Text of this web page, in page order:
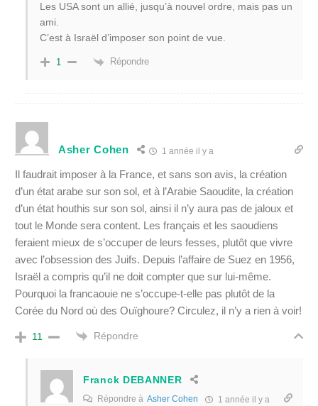
Les USA sont un allié, jusqu’à nouvel ordre, mais pas un
ami.
C’est à Israël d’imposer son point de vue.
1 Répondre
Asher Cohen 1 année il y a
Il faudrait imposer à la France, et sans son avis, la création
d’un état arabe sur son sol, et à l’Arabie Saoudite, la création
d’un état houthis sur son sol, ainsi il n’y aura pas de jaloux et
tout le Monde sera content. Les français et les saoudiens
feraient mieux de s’occuper de leurs fesses, plutôt que vivre
avec l’obsession des Juifs. Depuis l’affaire de Suez en 1956,
Israël a compris qu’il ne doit compter que sur lui-même.
Pourquoi la francaouie ne s’occupe-t-elle pas plutôt de la
Corée du Nord où des Ouïghoure? Circulez, il n’y a rien à voir!
11 Répondre
Franck DEBANNER
Répondre à Asher Cohen 1 année il y a